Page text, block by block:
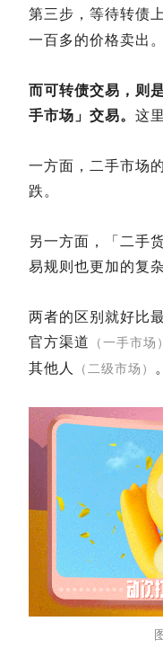
第三步，等待转债
一百多的价格卖出。
而可转债交易，则
手市场」交易。 这
一方面，二手市场
跌。
另一方面，「二手
易规则也更加的复杂
两者的区别就好比
官方渠道
（一手市场）
其他人
（二级市场） 。